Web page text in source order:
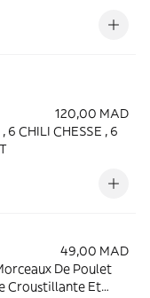
120,00 MAD
6 CHILI CHESSE , 6
49,00 MAD
De Poulet
Croustillante Et